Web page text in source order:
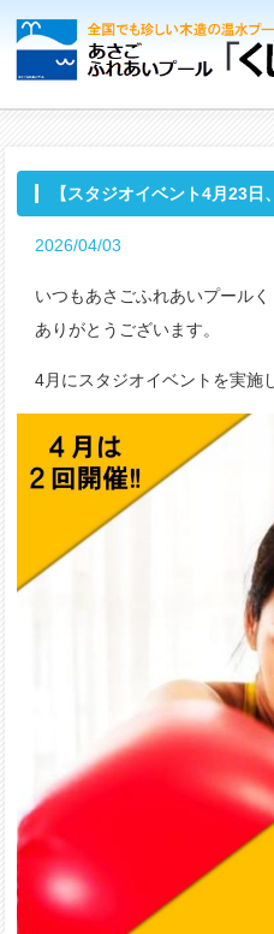
【スタジオイベント4月23日
2026/04/03
いつもあさごふれあいプール
ありがとうございます。
4月にスタジオイベントを実施